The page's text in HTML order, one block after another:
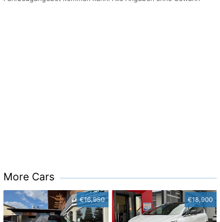
More Cars
€16,950 €18,900